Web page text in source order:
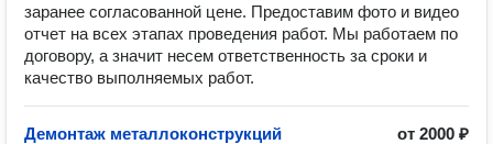
заранее согласованной цене. Предоставим фото и видео
отчет на всех этапах проведения работ. Мы работаем по
договору, а значит несем ответственность за сроки и
качество выполняемых работ.
Демонтаж металлоконструкций от 2000 ₽